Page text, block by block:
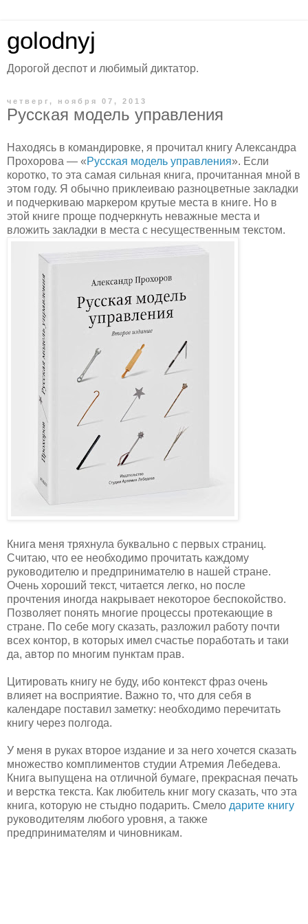
golodnyj
Дорогой деспот и любимый диктатор.
четверг, ноября 07, 2013
Русская модель управления
Находясь в командировке, я прочитал книгу Александра
Прохорова — «Русская модель управления». Если
коротко, то эта самая сильная книга, прочитанная мной в
этом году. Я обычно приклеиваю разноцветные закладки
и подчеркиваю маркером крутые места в книге. Но в
этой книге проще подчеркнуть неважные места и
вложить закладки в места с несущественным текстом.
Книга меня тряхнула буквально с первых страниц.
Считаю, что ее необходимо прочитать каждому
руководителю и предпринимателю в нашей стране.
Очень хороший текст, читается легко, но после
прочтения иногда накрывает некоторое беспокойство.
Позволяет понять многие процессы протекающие в
стране. По себе могу сказать, разложил работу почти
всех контор, в которых имел счастье поработать и таки
да, автор по многим пунктам прав.
Цитировать книгу не буду, ибо контекст фраз очень
влияет на восприятие. Важно то, что для себя в
календаре поставил заметку: необходимо перечитать
книгу через полгода.
У меня в руках второе издание и за него хочется сказать
множество комплиментов студии Атремия Лебедева.
Книга выпущена на отличной бумаге, прекрасная печать
и верстка текста. Как любитель книг могу сказать, что эта
книга, которую не стыдно подарить. Смело дарите книгу
руководителям любого уровня, а также
предпринимателям и чиновникам.